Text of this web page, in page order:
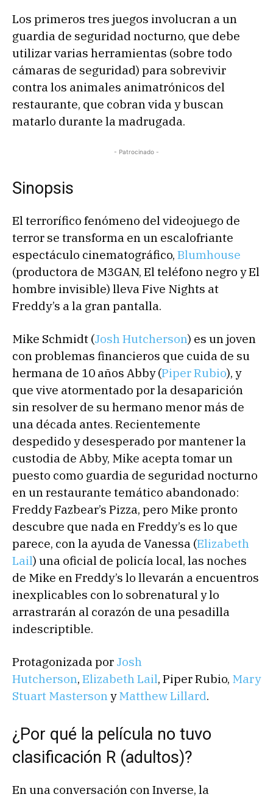
Los primeros tres juegos involucran a un
guardia de seguridad nocturno, que debe
utilizar varias herramientas (sobre todo
cámaras de seguridad) para sobrevivir
contra los animales animatrónicos del
restaurante, que cobran vida y buscan
matarlo durante la madrugada.
- Patrocinado -
Sinopsis
El terrorífico fenómeno del videojuego de
terror se transforma en un escalofriante
espectáculo cinematográfico, Blumhouse
(productora de M3GAN, El teléfono negro y El
hombre invisible) lleva Five Nights at
Freddy’s a la gran pantalla.
Mike Schmidt (Josh Hutcherson) es un joven
con problemas financieros que cuida de su
hermana de 10 años Abby (Piper Rubio), y
que vive atormentado por la desaparición
sin resolver de su hermano menor más de
una década antes. Recientemente
despedido y desesperado por mantener la
custodia de Abby, Mike acepta tomar un
puesto como guardia de seguridad nocturno
en un restaurante temático abandonado:
Freddy Fazbear’s Pizza, pero Mike pronto
descubre que nada en Freddy’s es lo que
parece, con la ayuda de Vanessa (Elizabeth
Lail) una oficial de policía local, las noches
de Mike en Freddy’s lo llevarán a encuentros
inexplicables con lo sobrenatural y lo
arrastrarán al corazón de una pesadilla
indescriptible.
Protagonizada por Josh
Hutcherson, Elizabeth Lail, Piper Rubio, Mary
Stuart Masterson yMatthew Lillard.
¿Por qué la película no tuvo
clasificación R (adultos)?
En una conversación con Inverse, la